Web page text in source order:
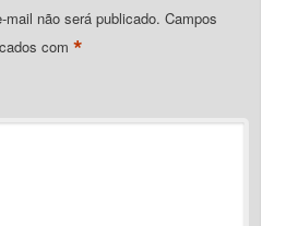
mail não será publicado. Campos
com*